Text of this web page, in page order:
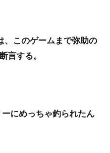
、このゲームまで弥助の
言する。
にめっちゃ釣られたん